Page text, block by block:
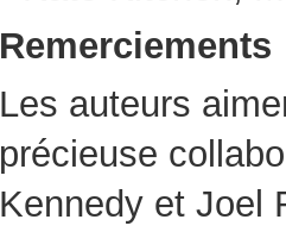
Remerciements
Les auteurs
précieuse
Kennedy et Joel